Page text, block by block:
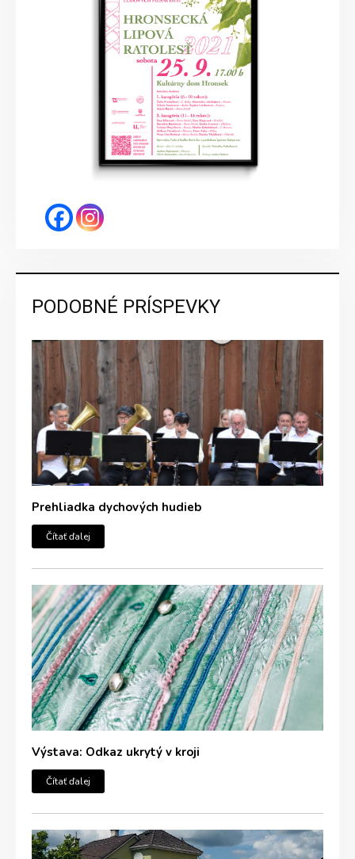
PODOBNÉ PRÍSPEVKY
Prehliadka dychových hudieb
Čítať ďalej
Výstava: Odkaz ukrytý v kroji
Čítať ďalej